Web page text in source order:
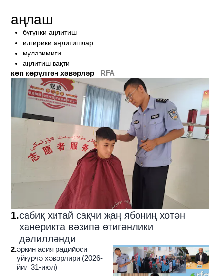
аңлаш
бүгүнки аңлитиш
илгирики аңлитишлар
мулазимити
аңлитиш вақти
көп көрүлгән хәвәрләр RFA
1.сабиқ хитай сақчи җаң ябониң хотән
ханериқта вәзипә өтигәнлики
дәлилләнди
2.әркин асия радийоси
уйғурчә хәвәрлири (2026-
йил 31-июл)